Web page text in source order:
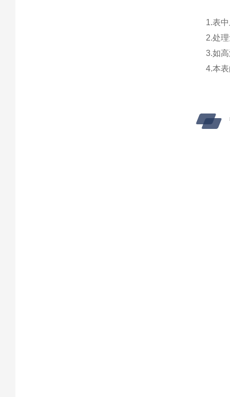
1.表
2.处
3.如
4.本